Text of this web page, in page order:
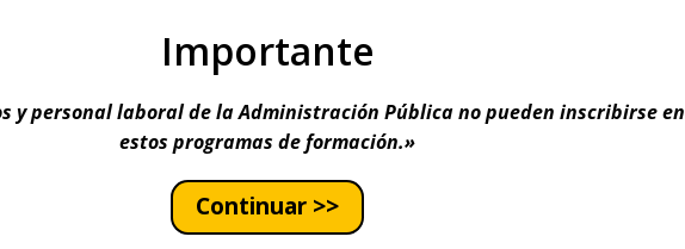
Importante
y personal laboral de la Administración Pública no pueden inscribirse en
estos programas de formación.»
Continuar >>